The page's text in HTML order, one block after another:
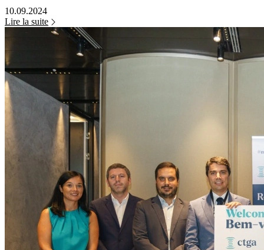
10.09.2024
Lire la suite